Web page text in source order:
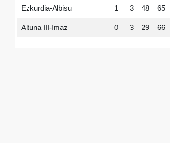
Ezkurdia-Albisu 1 3 48 65
Altuna III-Imaz 0 3 29 66